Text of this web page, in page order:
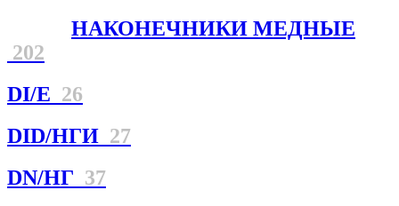
НАКОНЕЧНИКИ МЕДНЫЕ
202
DI/E 26
DID/НГИ 27
DN/НГ 37